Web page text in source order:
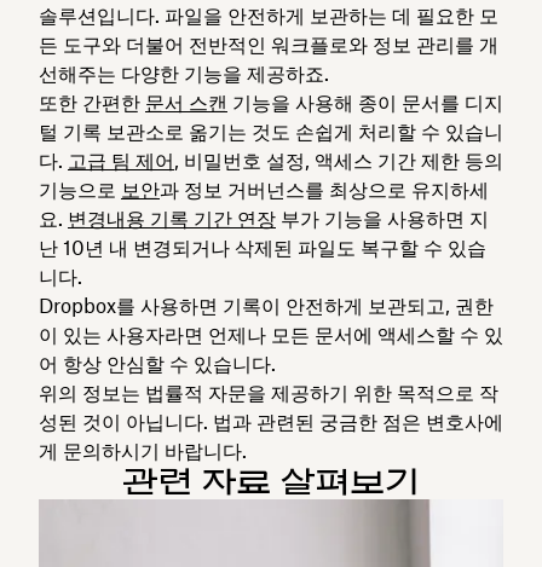
솔루션입니다. 파일을 안전하게 보관하는 데 필요한 모
든 도구와 더불어 전반적인 워크플로와 정보 관리를 개
선해주는 다양한 기능을 제공하죠.
또한 간편한 문서 스캔 기능을 사용해 종이 문서를 디지
털 기록 보관소로 옮기는 것도 손쉽게 처리할 수 있습니
다. 고급 팀 제어, 비밀번호 설정, 액세스 기간 제한 등의
기능으로 보안과 정보 거버넌스를 최상으로 유지하세
요. 변경내용 기록 기간 연장 부가 기능을 사용하면 지
난 10년 내 변경되거나 삭제된 파일도 복구할 수 있습
니다.
Dropbox를 사용하면 기록이 안전하게 보관되고, 권한
이 있는 사용자라면 언제나 모든 문서에 액세스할 수 있
어 항상 안심할 수 있습니다.
위의 정보는 법률적 자문을 제공하기 위한 목적으로 작
성된 것이 아닙니다. 법과 관련된 궁금한 점은 변호사에
게 문의하시기 바랍니다.
관련 자료 살펴보기